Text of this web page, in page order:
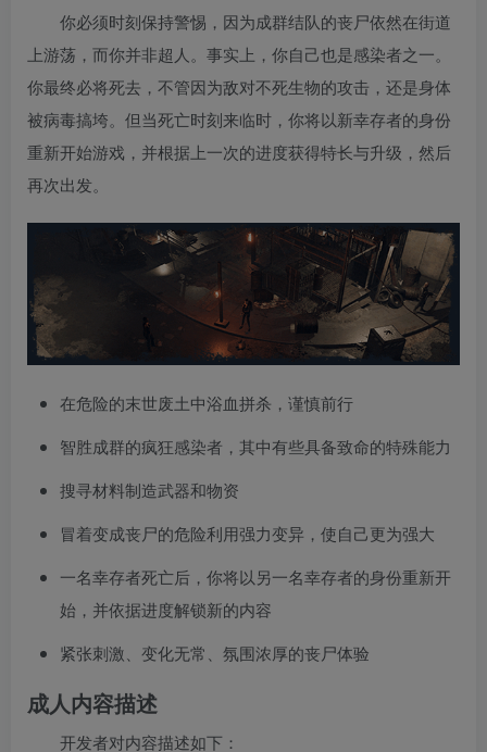
你必须时刻保持警惕，因为成群结队的丧尸依然在街道
上游荡，而你并非超人。事实上，你自己也是感染者之一。
你最终必将死去，不管因为敌对不死生物的攻击，还是身体
被病毒搞垮。但当死亡时刻来临时，你将以新幸存者的身份
重新开始游戏，并根据上一次的进度获得特长与升级，然后
再次出发。
在危险的末世废土中浴血拼杀，谨慎前行
智胜成群的疯狂感染者，其中有些具备致命的特殊能力
搜寻材料制造武器和物资
冒着变成丧尸的危险利用强力变异，使自己更为强大
一名幸存者死亡后，你将以另一名幸存者的身份重新开
始，并依据进度解锁新的内容
紧张刺激、变化无常、氛围浓厚的丧尸体验
成人内容描述
开发者对内容描述如下：